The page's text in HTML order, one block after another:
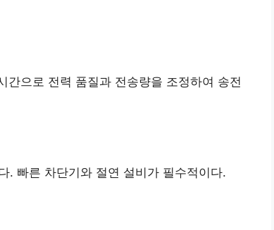
으로 전력 품질과 전송량을 조정하여 송전
. 빠른 차단기와 절연 설비가 필수적이다.